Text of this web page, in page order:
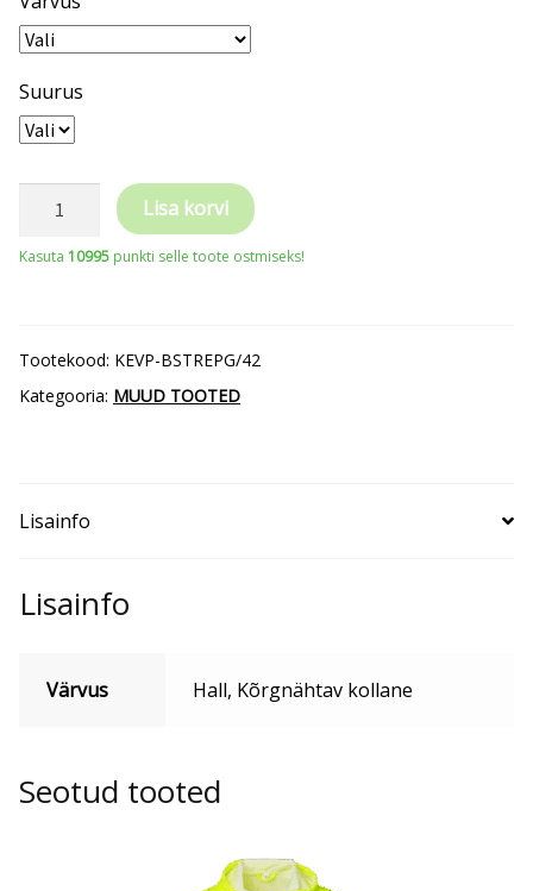
Suurus
Piraadipüksid
Lisa korvi
Kasuta 10995 punkti selle toote ostmiseks!
Tootekood: KEVP-BSTREPG/42
Kategooria: MUUD TOOTED
Lisainfo
Lisainfo
Värvus Hall, Kõrgnähtav kollane
Seotud tooted